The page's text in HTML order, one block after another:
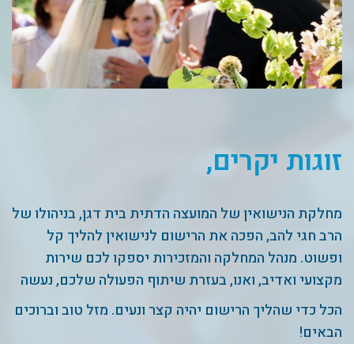
זוגות יקרים,
מחלקת הנישואין של המועצה הדתית בית דגן, בניהולו של
הרב חגי להב, הפכה את הרישום לנישואין להליך קל
ופשוט. מנהל המחלקה והמזכירות יספקו לכם שירות
מקצועי ואדיב, ואנו, בעזרת שיתוף הפעולה שלכם, נעשה
הכל כדי שהליך הרישום יהיה קצר ונעים. מזל טוב וברוכים
הבאים!